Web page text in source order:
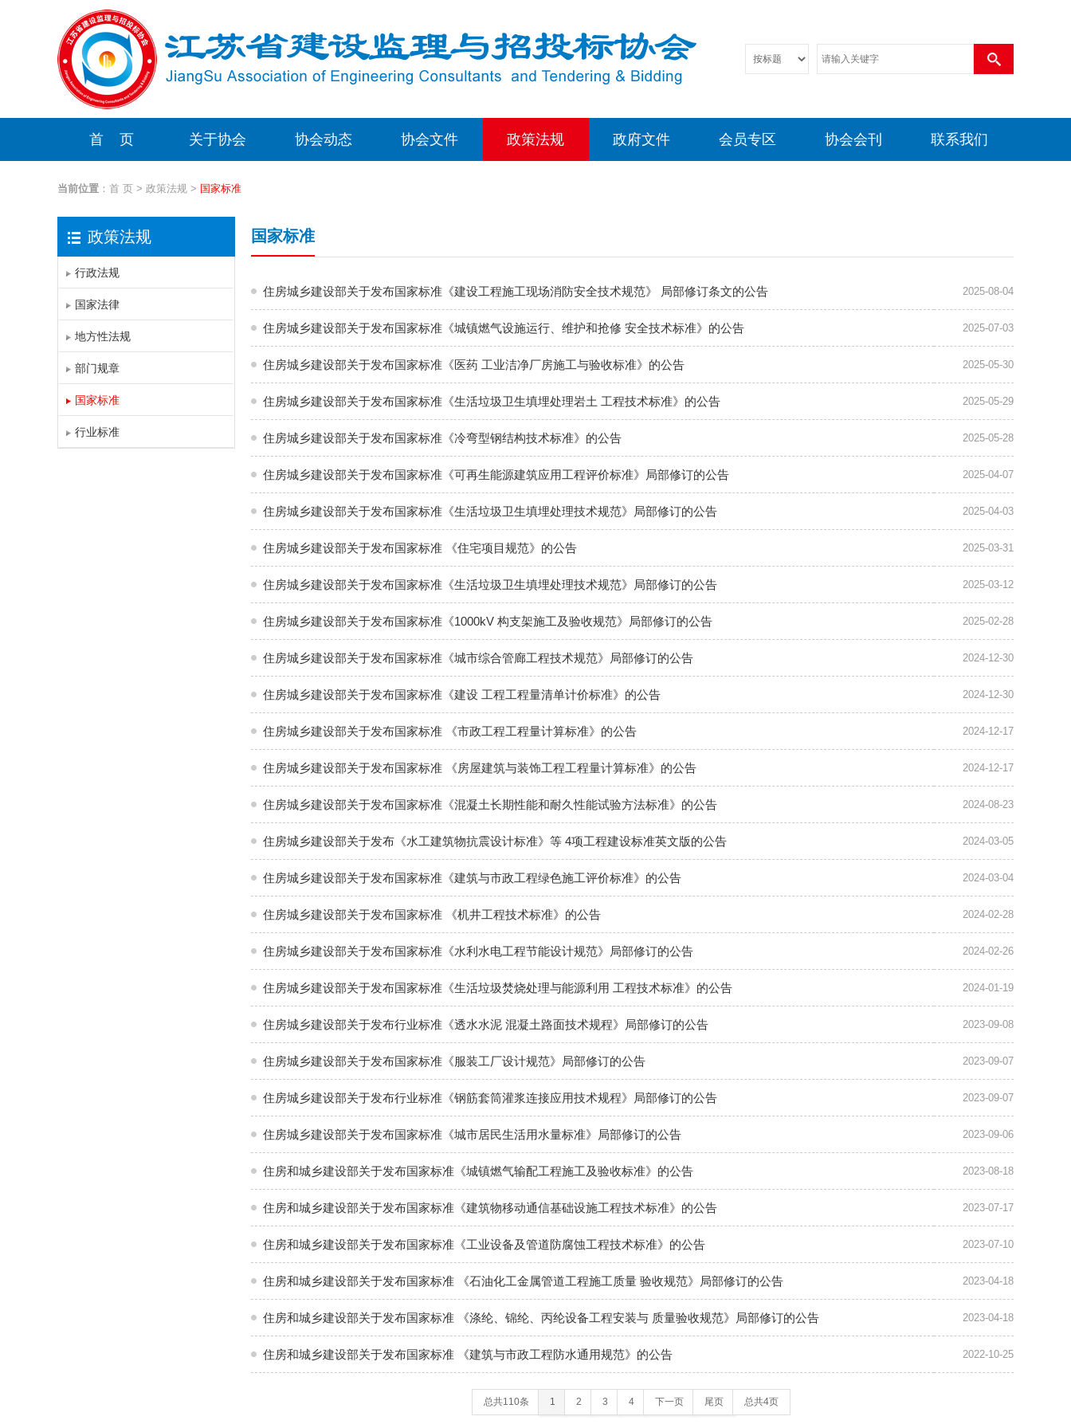
首 页 关于协会 协会动态 协会文件 政策法规 政府文件 会员专区 协会会刊 联系我们
当前位置 ： 首 页 > 政策法规 > 国家标准
政策法规
行政法规
国家法律
地方性法规
部门规章
国家标准
行业标准
国家标准
住房城乡建设部关于发布国家标准《建设工程施工现场消防安全技术规范》 局部修订条文的公告 2025-08-04
住房城乡建设部关于发布国家标准《城镇燃气设施运行、维护和抢修 安全技术标准》的公告 2025-07-03
住房城乡建设部关于发布国家标准《医药 工业洁净厂房施工与验收标准》的公告 2025-05-30
住房城乡建设部关于发布国家标准《生活垃圾卫生填埋处理岩土 工程技术标准》的公告 2025-05-29
住房城乡建设部关于发布国家标准《冷弯型钢结构技术标准》的公告 2025-05-28
住房城乡建设部关于发布国家标准《可再生能源建筑应用工程评价标准》局部修订的公告 2025-04-07
住房城乡建设部关于发布国家标准《生活垃圾卫生填埋处理技术规范》局部修订的公告 2025-04-03
住房城乡建设部关于发布国家标准 《住宅项目规范》的公告 2025-03-31
住房城乡建设部关于发布国家标准《生活垃圾卫生填埋处理技术规范》局部修订的公告 2025-03-12
住房城乡建设部关于发布国家标准《1000kV 构支架施工及验收规范》局部修订的公告 2025-02-28
住房城乡建设部关于发布国家标准《城市综合管廊工程技术规范》局部修订的公告 2024-12-30
住房城乡建设部关于发布国家标准《建设 工程工程量清单计价标准》的公告 2024-12-30
住房城乡建设部关于发布国家标准 《市政工程工程量计算标准》的公告 2024-12-17
住房城乡建设部关于发布国家标准 《房屋建筑与装饰工程工程量计算标准》的公告 2024-12-17
住房城乡建设部关于发布国家标准《混凝土长期性能和耐久性能试验方法标准》的公告 2024-08-23
住房城乡建设部关于发布《水工建筑物抗震设计标准》等 4项工程建设标准英文版的公告 2024-03-05
住房城乡建设部关于发布国家标准《建筑与市政工程绿色施工评价标准》的公告 2024-03-04
住房城乡建设部关于发布国家标准 《机井工程技术标准》的公告 2024-02-28
住房城乡建设部关于发布国家标准《水利水电工程节能设计规范》局部修订的公告 2024-02-26
住房城乡建设部关于发布国家标准《生活垃圾焚烧处理与能源利用 工程技术标准》的公告 2024-01-19
住房城乡建设部关于发布行业标准《透水水泥 混凝土路面技术规程》局部修订的公告 2023-09-08
住房城乡建设部关于发布国家标准《服装工厂设计规范》局部修订的公告 2023-09-07
住房城乡建设部关于发布行业标准《钢筋套筒灌浆连接应用技术规程》局部修订的公告 2023-09-07
住房城乡建设部关于发布国家标准《城市居民生活用水量标准》局部修订的公告 2023-09-06
住房和城乡建设部关于发布国家标准《城镇燃气输配工程施工及验收标准》的公告 2023-08-18
住房和城乡建设部关于发布国家标准《建筑物移动通信基础设施工程技术标准》的公告 2023-07-17
住房和城乡建设部关于发布国家标准《工业设备及管道防腐蚀工程技术标准》的公告 2023-07-10
住房和城乡建设部关于发布国家标准 《石油化工金属管道工程施工质量 验收规范》局部修订的公告 2023-04-18
住房和城乡建设部关于发布国家标准 《涤纶、锦纶、丙纶设备工程安装与 质量验收规范》局部修订的公告 2023-04-18
住房和城乡建设部关于发布国家标准 《建筑与市政工程防水通用规范》的公告 2022-10-25
总共110条 1 2 3 4 下一页 尾页 总共4页